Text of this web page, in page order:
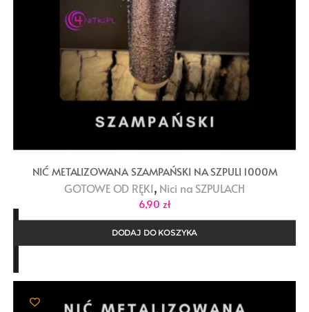
NIĆ METALIZOWANA SZAMPAŃSKI NA SZPULI 1000M
GOTOWE OD RĘKI, Nici na SZPULACH
6,90 zł
DODAJ DO KOSZYKA